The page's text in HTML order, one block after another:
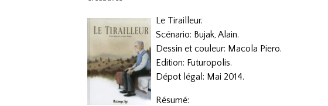
Le Tirailleur.
Scénario: Bujak, Alain.
Dessin et couleur: Macola Piero.
Edition: Futuropolis.
Dépot légal: Mai 2014.
Résumé: